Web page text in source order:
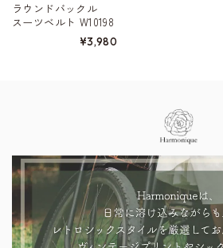
ラウンドバックル
スーツベルト W10198
¥3,980